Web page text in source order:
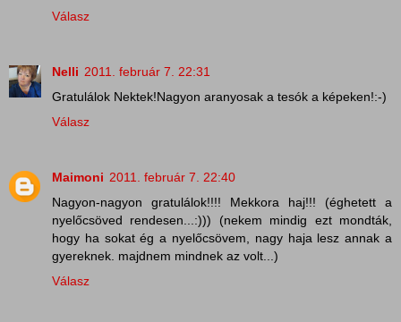
Válasz
Nelli 2011. február 7. 22:31
Gratulálok Nektek!Nagyon aranyosak a tesók a képeken!:-)
Válasz
Maimoni 2011. február 7. 22:40
Nagyon-nagyon gratulálok!!!! Mekkora haj!!! (éghetett a
nyelőcsöved rendesen...:))) (nekem mindig ezt mondták,
hogy ha sokat ég a nyelőcsövem, nagy haja lesz annak a
gyereknek. majdnem mindnek az volt...)
Válasz